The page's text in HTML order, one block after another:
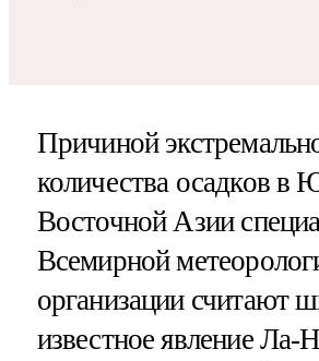
Причиной
количества осадков в
Восточной Азии
Всемирной
организации считают
известное явление Ла-